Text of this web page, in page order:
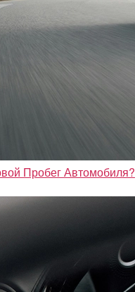
Пробег Автомобиля?